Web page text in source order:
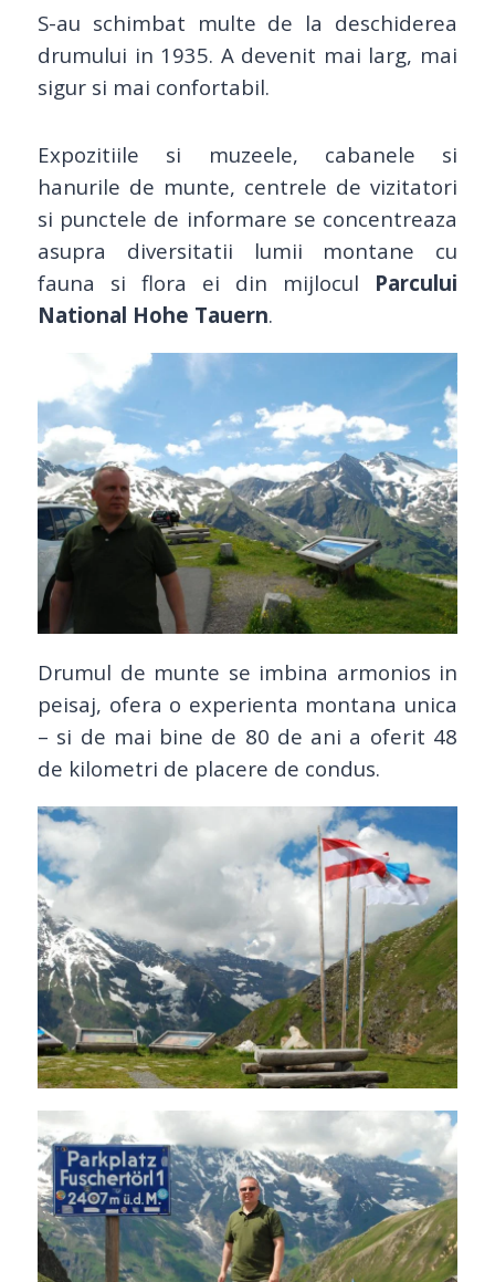
S-au schimbat multe de la deschiderea
drumului in 1935. A devenit mai larg, mai
sigur si mai confortabil.
Expozitiile si muzeele, cabanele si
hanurile de munte, centrele de vizitatori
si punctele de informare se concentreaza
asupra diversitatii lumii montane cu
fauna si flora ei din mijlocul Parcului
National Hohe Tauern.
Drumul de munte se imbina armonios in
peisaj, ofera o experienta montana unica
– si de mai bine de 80 de ani a oferit 48
de kilometri de placere de condus.